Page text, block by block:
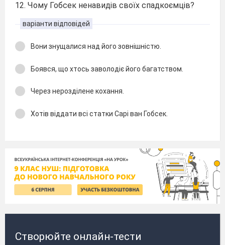
12. Чому Гобсек ненавидів своїх спадкоємців?
варіанти відповідей
Вони знущалися над його зовнішністю.
Боявся, що хтось заволодіє його багатством.
Через нерозділене кохання.
Хотів віддати всі статки Сарі ван Гобсек.
Створюйте онлайн-тести